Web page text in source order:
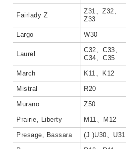
Fairlady Z
Z31、Z32、
Z33
Largo W30
Laurel
C32、C33、
C34、C35
March K11、K12
Mistral R20
Murano Z50
Prairie, Liberty M11、M12
Presage, Bassara (J )U30、U31